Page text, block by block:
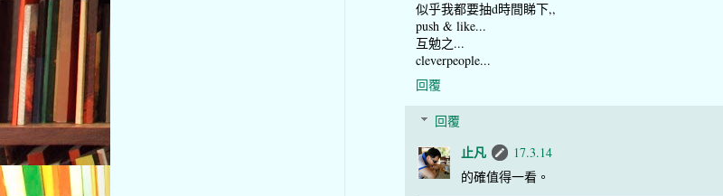
似乎我都要抽d時間睇下,,
push & like...
互勉之...
cleverpeople...
回覆
回覆
止凡
17.3.14
的確值得一看。